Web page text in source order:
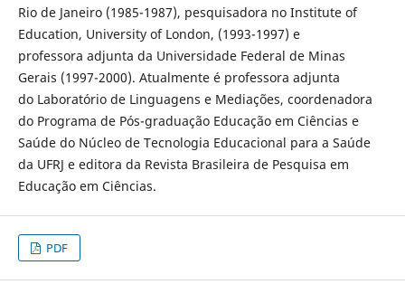
Rio de Janeiro (1985-1987), pesquisadora no Institute of
Education, University of London, (1993-1997) e
professora adjunta da Universidade Federal de Minas
Gerais (1997-2000). Atualmente é professora adjunta
do Laboratório de Linguagens e Mediações, coordenadora
do Programa de Pós-graduação Educação em Ciências e
Saúde do Núcleo de Tecnologia Educacional para a Saúde
da UFRJ e editora da Revista Brasileira de Pesquisa em
Educação em Ciências.
PDF